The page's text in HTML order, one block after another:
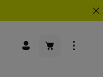
Warenkorb